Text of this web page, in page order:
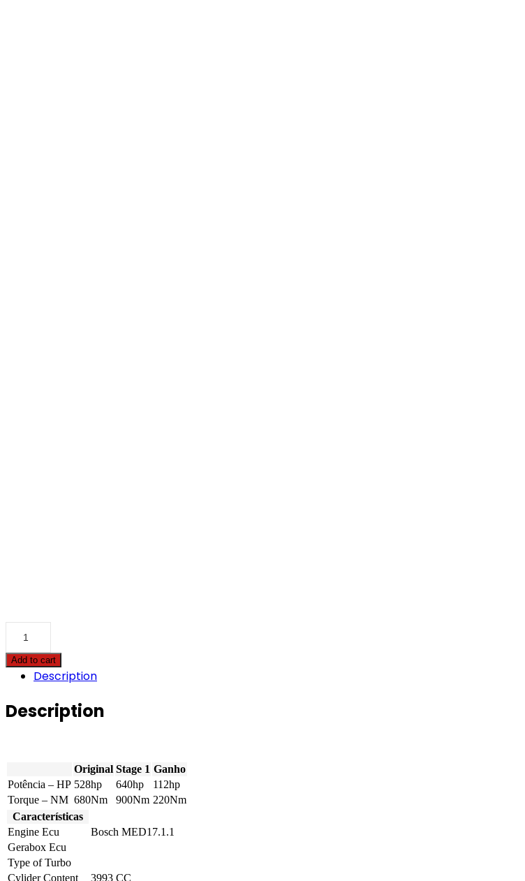
Continental
Flying
Spur
4.0
V8
Add to cart
Description
Description
Original Stage 1 Ganho
Potência – HP 528hp 640hp
112hp
Torque – NM 680Nm 900Nm 220Nm
Características
Engine Ecu
Bosch MED17.1.1
Gerabox Ecu
Type of Turbo
Cylider Content
3993 CC